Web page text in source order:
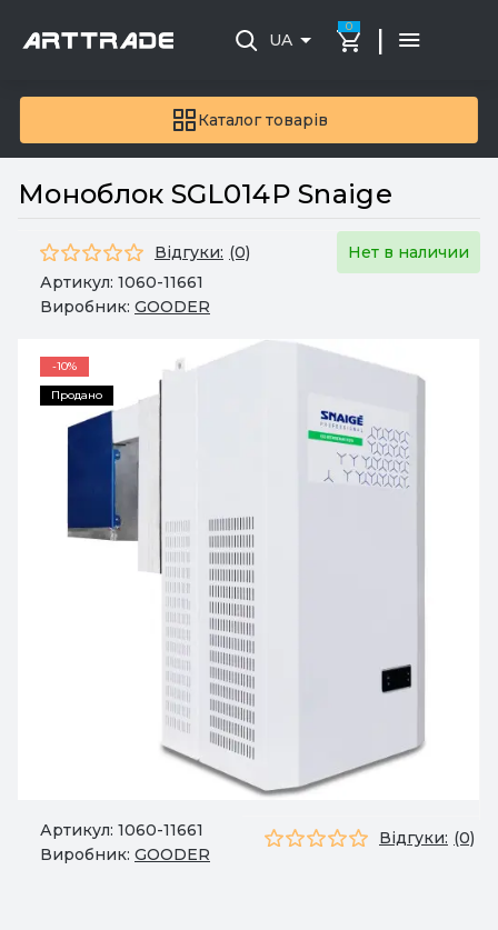
Каталог товарів
UA
0 |
Моноблок SGL014P Snaige
Відгуки: (0)
Нет в наличии
Артикул: 1060-11661
Виробник: GOODER
-10%
Продано
Артикул: 1060-11661
Виробник: GOODER
Відгуки: (0)